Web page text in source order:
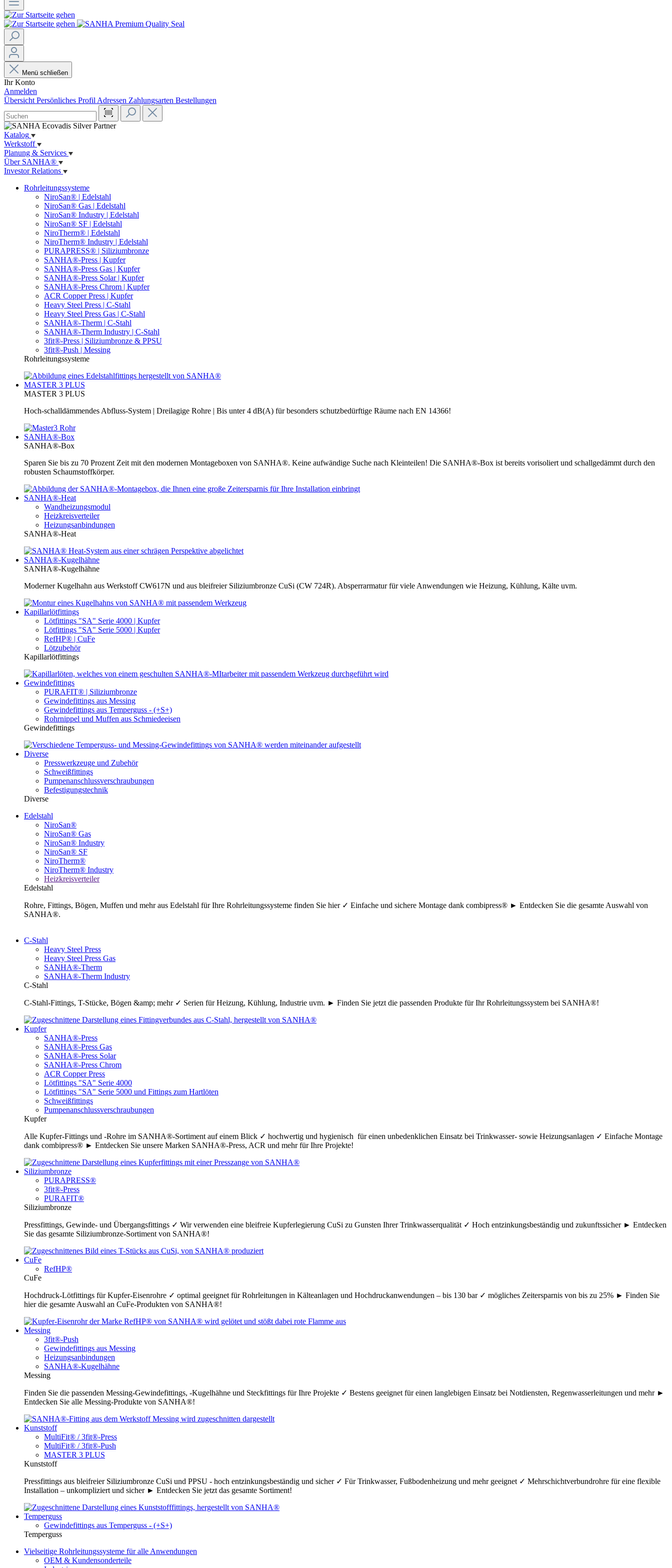
Menü schließen
Ihr Konto
Anmelden
Übersicht Persönliches Profil Adressen Zahlungsarten Bestellungen
Katalog
Werkstoff
Planung & Services
Über SANHA®
Investor Relations
Rohrleitungssysteme
NiroSan® | Edelstahl
NiroSan® Gas | Edelstahl
NiroSan® Industry | Edelstahl
NiroSan® SF | Edelstahl
NiroTherm® | Edelstahl
NiroTherm® Industry | Edelstahl
PURAPRESS® | Siliziumbronze
SANHA®-Press | Kupfer
SANHA®-Press Gas | Kupfer
SANHA®-Press Solar | Kupfer
SANHA®-Press Chrom | Kupfer
ACR Copper Press | Kupfer
Heavy Steel Press | C-Stahl
Heavy Steel Press Gas | C-Stahl
SANHA®-Therm | C-Stahl
SANHA®-Therm Industry | C-Stahl
3fit®-Press | Siliziumbronze & PPSU
3fit®-Push | Messing
Rohrleitungssysteme
MASTER 3 PLUS
MASTER 3 PLUS
Hoch-schalldämmendes Abfluss-System | Dreilagige Rohre | Bis unter 4 dB(A) für besonders schutzbedürftige Räume nach EN 14366!
SANHA®-Box
SANHA®-Box
Sparen Sie bis zu 70 Prozent Zeit mit den modernen Montageboxen von SANHA®. Keine aufwändige Suche nach Kleinteilen! Die SANHA®-Box ist bereits vorisoliert und schallgedämmt durch den
robusten Schaumstoffkörper.
SANHA®-Heat
Wandheizungsmodul
Heizkreisverteiler
Heizungsanbindungen
SANHA®-Heat
SANHA®-Kugelhähne
SANHA®-Kugelhähne
Moderner Kugelhahn aus Werkstoff CW617N und aus bleifreier Siliziumbronze CuSi (CW 724R). Absperrarmatur für viele Anwendungen wie Heizung, Kühlung, Kälte uvm.
Kapillarlötfittings
Lötfittings "SA" Serie 4000 | Kupfer
Lötfittings "SA" Serie 5000 | Kupfer
RefHP® | CuFe
Lötzubehör
Kapillarlötfittings
Gewindefittings
PURAFIT® | Siliziumbronze
Gewindefittings aus Messing
Gewindefittings aus Temperguss - (+S+)
Rohrnippel und Muffen aus Schmiedeeisen
Gewindefittings
Diverse
Presswerkzeuge und Zubehör
Schweißfittings
Pumpenanschlussverschraubungen
Befestigungstechnik
Diverse
Edelstahl
NiroSan®
NiroSan® Gas
NiroSan® Industry
NiroSan® SF
NiroTherm®
NiroTherm® Industry
Heizkreisverteiler
Edelstahl
Rohre, Fittings, Bögen, Muffen und mehr aus Edelstahl für Ihre Rohrleitungssysteme finden Sie hier ✓ Einfache und sichere Montage dank combipress® ► Entdecken Sie die gesamte Auswahl von
SANHA®.
C-Stahl
Heavy Steel Press
Heavy Steel Press Gas
SANHA®-Therm
SANHA®-Therm Industry
C-Stahl
C-Stahl-Fittings, T-Stücke, Bögen &amp; mehr ✓ Serien für Heizung, Kühlung, Industrie uvm. ► Finden Sie jetzt die passenden Produkte für Ihr Rohrleitungssystem bei SANHA®!
Kupfer
SANHA®-Press
SANHA®-Press Gas
SANHA®-Press Solar
SANHA®-Press Chrom
ACR Copper Press
Lötfittings "SA" Serie 4000
Lötfittings "SA" Serie 5000 und Fittings zum Hartlöten
Schweißfittings
Pumpenanschlussverschraubungen
Kupfer
Alle Kupfer-Fittings und -Rohre im SANHA®-Sortiment auf einem Blick ✓ hochwertig und hygienisch für einen unbedenklichen Einsatz bei Trinkwasser- sowie Heizungsanlagen ✓ Einfache Montage
dank combipress® ► Entdecken Sie unsere Marken SANHA®-Press, ACR und mehr für Ihre Projekte!
Siliziumbronze
PURAPRESS®
3fit®-Press
PURAFIT®
Siliziumbronze
Pressfittings, Gewinde- und Übergangsfittings ✓ Wir verwenden eine bleifreie Kupferlegierung CuSi zu Gunsten Ihrer Trinkwasserqualität ✓ Hoch entzinkungsbeständig und zukunftssicher ► Entdecken
Sie das gesamte Siliziumbronze-Sortiment von SANHA®!
CuFe
RefHP®
CuFe
Hochdruck-Lötfittings für Kupfer-Eisenrohre ✓ optimal geeignet für Rohrleitungen in Kälteanlagen und Hochdruckanwendungen – bis 130 bar ✓ mögliches Zeitersparnis von bis zu 25% ► Finden Sie
hier die gesamte Auswahl an CuFe-Produkten von SANHA®!
Messing
3fit®-Push
Gewindefittings aus Messing
Heizungsanbindungen
SANHA®-Kugelhähne
Messing
Finden Sie die passenden Messing-Gewindefittings, -Kugelhähne und Steckfittings für Ihre Projekte ✓ Bestens geeignet für einen langlebigen Einsatz bei Notdiensten, Regenwasserleitungen und mehr ►
Entdecken Sie alle Messing-Produkte von SANHA®!
Kunststoff
MultiFit® / 3fit®-Press
MultiFit® / 3fit®-Push
MASTER 3 PLUS
Kunststoff
Pressfittings aus bleifreier Siliziumbronze CuSi und PPSU - hoch entzinkungsbeständig und sicher ✓ Für Trinkwasser, Fußbodenheizung und mehr geeignet ✓ Mehrschichtverbundrohre für eine flexible
Installation – unkompliziert und sicher ► Entdecken Sie jetzt das gesamte Sortiment!
Temperguss
Gewindefittings aus Temperguss - (+S+)
Temperguss
Vielseitige Rohrleitungssysteme für alle Anwendungen
OEM & Kundensonderteile